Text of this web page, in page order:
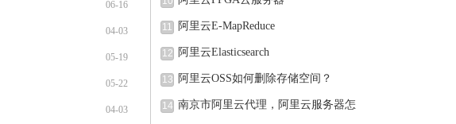
06-16
04-03
05-19
05-22
04-03
11 阿里云E-MapReduce
12 阿里云Elasticsearch
13 阿里云OSS如何删除存储空间？
14 南京市阿里云代理，阿里云服务器怎